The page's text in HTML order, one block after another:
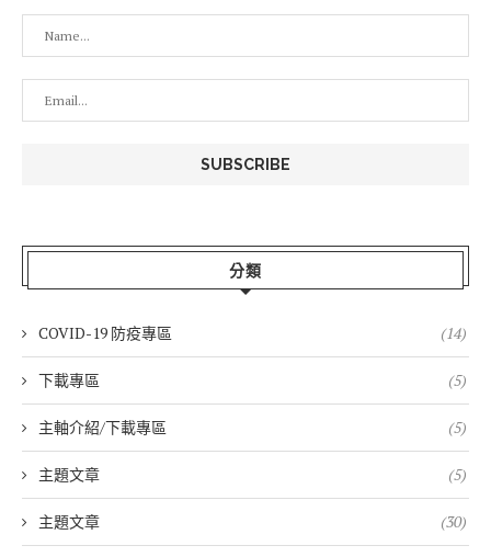
分類
COVID-19 防疫專區 (14)
下載專區 (5)
主軸介紹/下載專區 (5)
主題文章 (5)
主題文章 (30)